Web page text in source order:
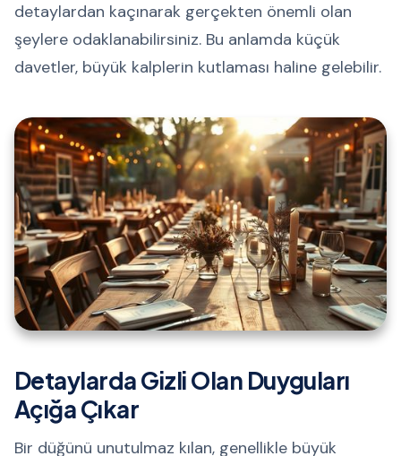
detaylardan kaçınarak gerçekten önemli olan
şeylere odaklanabilirsiniz. Bu anlamda küçük
davetler, büyük kalplerin kutlaması haline gelebilir.
Detaylarda Gizli Olan Duyguları
Açığa Çıkar
Bir düğünü unutulmaz kılan, genellikle büyük